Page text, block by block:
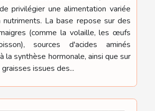
privilégier une alimentation variée
La base repose sur des
(comme la volaille, les œufs
sources d'acides aminés
la synthèse hormonale, ainsi que sur
issues des...